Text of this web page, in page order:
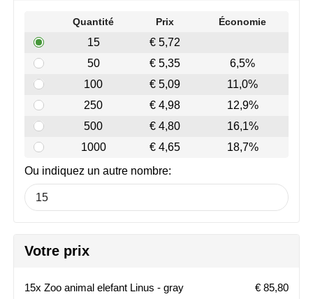
Sécurité, voiture & vélo
Loisirs, jeux & plein air
Vêtements de travail
Kambukka
Lipton
MagLite
Marksman
Marvin's
Mentos
MiniMAX
Moleskine
Quantité Prix Économie
15
€ 5,72
50
€ 5,35
6,5%
100
€ 5,09
11,0%
250
€ 4,98
12,9%
500
€ 4,80
16,1%
1000
€ 4,65
18,7%
Ou indiquez un autre nombre:
Votre prix
15x Zoo animal elefant Linus - gray € 85,80